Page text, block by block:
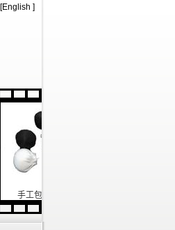
[English ]
手工包布钮扣